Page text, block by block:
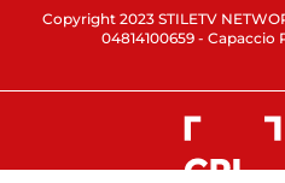
Copyright 2023 STILETV
04814100659 - Capaccio